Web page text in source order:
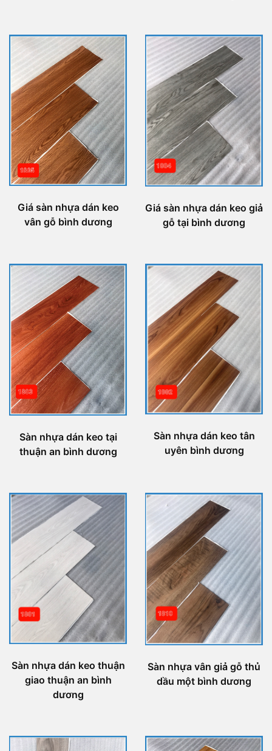
Giá sàn nhựa dán keo
vân gỗ bình dương
Giá sàn nhựa dán keo giả
gỗ tại bình dương
Sàn nhựa dán keo tại
thuận an bình dương
Sàn nhựa dán keo tân
uyên bình dương
Sàn nhựa dán keo thuận
giao thuận an bình
dương
Sàn nhựa vân giả gỗ thủ
dầu một bình dương